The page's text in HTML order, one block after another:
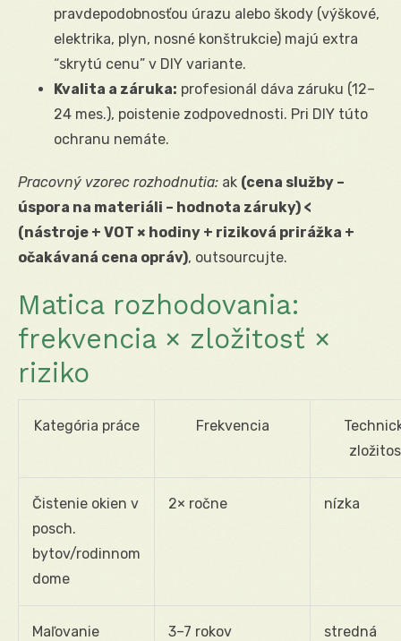
pravdepodobnosťou úrazu alebo škody (výškové,
elektrika, plyn, nosné konštrukcie) majú extra
“skrytú cenu” v DIY variante.
Kvalita a záruka: profesionál dáva záruku (12–
24 mes.), poistenie zodpovednosti. Pri DIY túto
ochranu nemáte.
Pracovný vzorec rozhodnutia: ak (cena služby –
úspora na materiáli – hodnota záruky) <
(nástroje + VOT × hodiny + riziková prirážka +
očakávaná cena opráv), outsourcujte.
Matica rozhodovania:
frekvencia × zložitosť ×
riziko
Kategória práce Frekvencia
Čistenie okien v
posch.
bytov/rodinnom
dome
2× ročne nízka
Maľovanie
3–7 rokov stredná